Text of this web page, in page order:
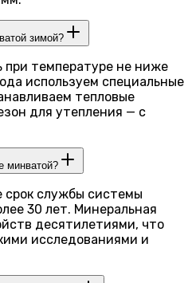
зимой?
температуре не ниже
используем специальные
тепловые
для утепления — с
минватой?
срок службы системы
30 лет. Минеральная
десятилетиями, что
исследованиями и